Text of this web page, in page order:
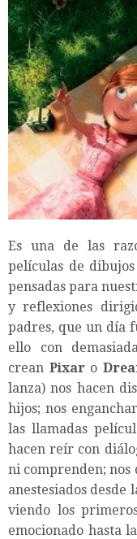
Es una de las
películas de
pensadas para
y reflexiones
padres, que un día
ello con
crean Pixaro
lanza) nos hacen
hijos; nos
las llamadas
hacen reír con
ni comprenden; nos
anestesiados desde
viendo los
emocionado hasta